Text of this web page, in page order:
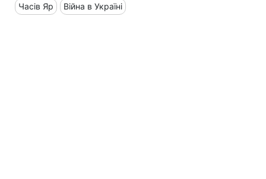
Часів Яр Війна в Україні